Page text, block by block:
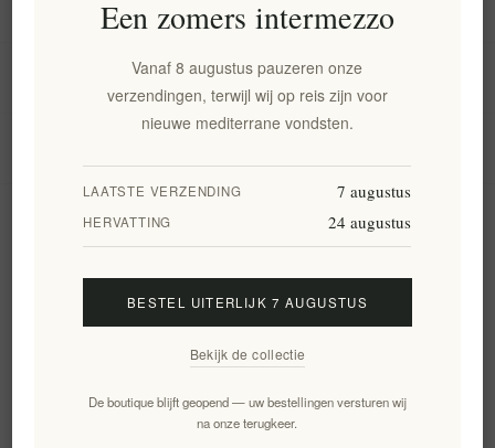
Informatie
Mijn account
Aanmelden Opzeggen
Een zomers intermezzo
Vanaf 8 augustus pauzeren onze
verzendingen, terwijl wij op reis zijn voor
nieuwe mediterrane vondsten.
LAATSTE VERZENDING 7 augustus
HERVATTING 24 augustus
BESTEL UITERLIJK 7 AUGUSTUS
Bekijk de collectie
De boutique blijft geopend — uw bestellingen versturen wij
na onze terugkeer.